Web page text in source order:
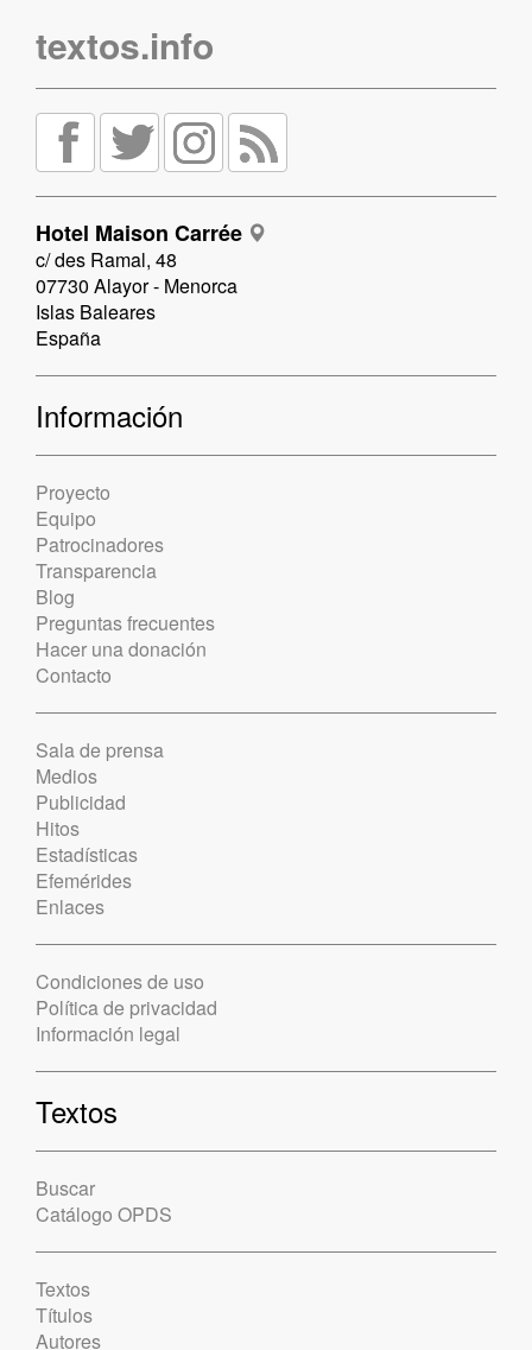
textos.info
Hotel Maison Carrée
c/ des Ramal, 48
07730 Alayor - Menorca
Islas Baleares
España
Información
Proyecto
Equipo
Patrocinadores
Transparencia
Blog
Preguntas frecuentes
Hacer una donación
Contacto
Sala de prensa
Medios
Publicidad
Hitos
Estadísticas
Efemérides
Enlaces
Condiciones de uso
Política de privacidad
Información legal
Textos
Buscar
Catálogo OPDS
Textos
Títulos
Autores